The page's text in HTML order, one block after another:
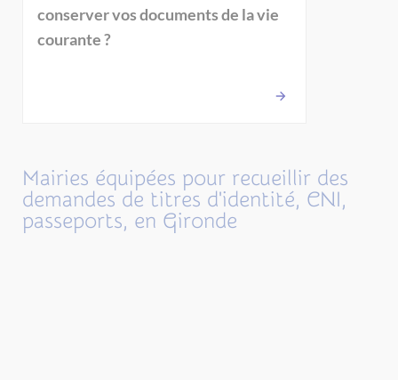
conserver vos documents de la vie
courante ?
Mairies équipées pour recueillir des
demandes de titres d'identité, CNI,
passeports, en Gironde